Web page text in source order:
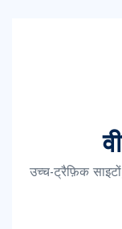
उच्च-ट्रैफ़िक